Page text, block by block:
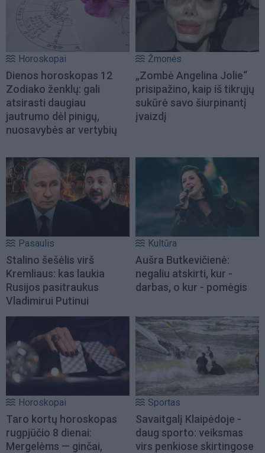
Horoskopai
Dienos horoskopas 12
Zodiako ženklų: gali
atsirasti daugiau
jautrumo dėl pinigų,
nuosavybės ar vertybių
Žmonės
„Zombė Angelina Jolie“
prisipažino, kaip iš tikrųjų
sukūrė savo šiurpinantį
įvaizdį
Pasaulis
Stalino šešėlis virš
Kremliaus: kas laukia
Rusijos pasitraukus
Vladimirui Putinui
Kultūra
Aušra Butkevičienė:
negaliu atskirti, kur -
darbas, o kur - pomėgis
Horoskopai
Taro kortų horoskopas
rugpjūčio 8 dienai:
Mergelėms — ginčai,
Sportas
Savaitgalį Klaipėdoje -
daug sporto: veiksmas
virs penkiose skirtingose